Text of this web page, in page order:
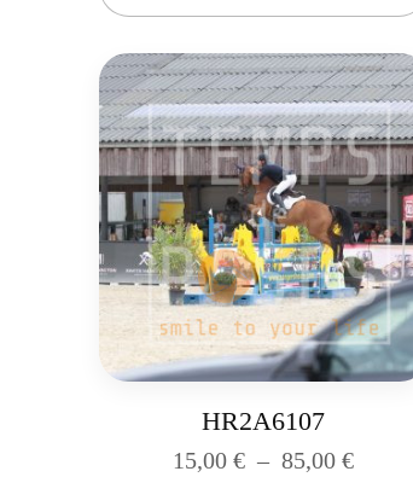
HR2A6107
15,00€ – 85,00€